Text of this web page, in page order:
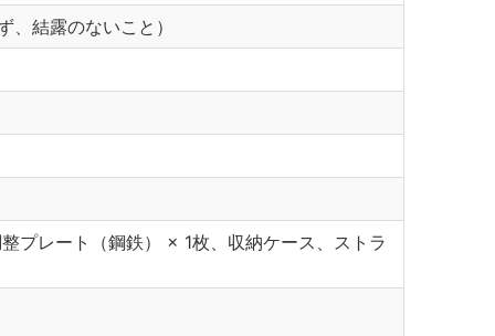
結露のないこと）
プレート（鋼鉄） × 1枚、収納ケース、ストラ